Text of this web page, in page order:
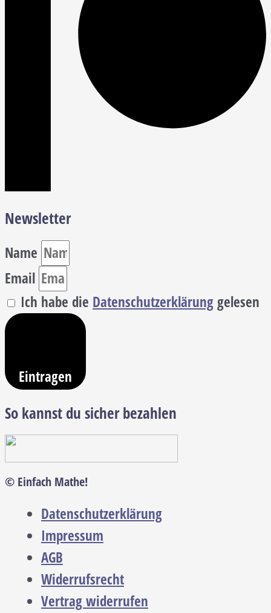
Newsletter
Name
Email
Ich habe die Datenschutzerklärunggelesen
Eintragen
So kannst du sicher bezahlen
© Einfach Mathe!
Datenschutzerklärung
Impressum
AGB
Widerrufsrecht
Vertrag widerrufen